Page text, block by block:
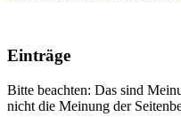
Einträge
Bitte beachten: Das sind
nicht die Meinung der